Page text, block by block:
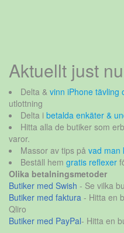
Aktuellt just
Delta & vinn iPhone tävling
utlottning
Delta i betalda enkäter &
Hitta alla de butiker som
varor.
Massor av tips på vad man
Beställ hem gratis reflexer
Olika betalningsmetoder
Butiker med Swish - Se vilka
Butiker med faktura - Hitta en
Qliro
Butiker med PayPal- Hitta en